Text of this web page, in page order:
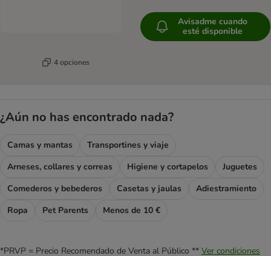
4 opciones
Avisadme cuando
esté disponible
¿Aún no has encontrado nada?
Camas y mantas
Transportines y viaje
Arneses, collares y correas
Higiene y cortapelos
Juguetes
Comederos y bebederos
Casetas y jaulas
Adiestramiento
Ropa
Pet Parents Menos de 10 €
*PRVP = Precio Recomendado de Venta al Público ** Ver condiciones